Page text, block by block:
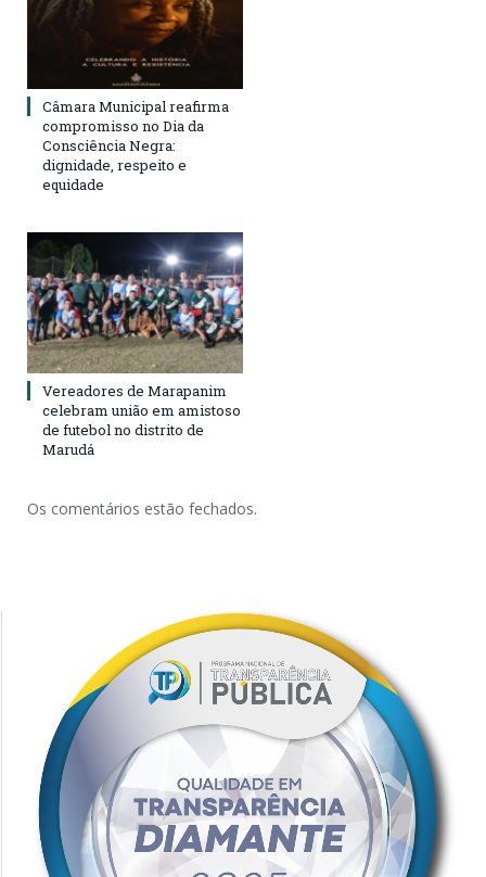
Câmara Municipal reafirma
compromisso no Dia da
Consciência Negra:
dignidade, respeito e
equidade
Vereadores de Marapanim
celebram união em amistoso
de futebol no distrito de
Marudá
Os comentários estão fechados.